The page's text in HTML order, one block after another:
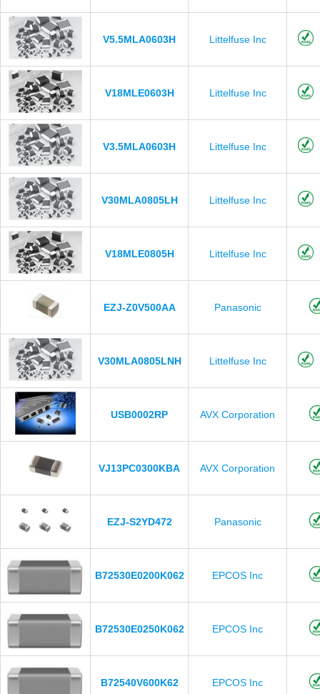
V5.5MLA0603H Littelfuse Inc
V18MLE0603H Littelfuse Inc
V3.5MLA0603H Littelfuse Inc
V30MLA0805LH Littelfuse Inc
V18MLE0805H Littelfuse Inc
EZJ-Z0V500AA Panasonic
V30MLA0805LNH Littelfuse Inc
USB0002RP AVX Corporation
VJ13PC0300KBA AVX Corporation
EZJ-S2YD472 Panasonic
B72530E0200K062 EPCOS Inc
B72530E0250K062 EPCOS Inc
B72540V600K62 EPCOS Inc